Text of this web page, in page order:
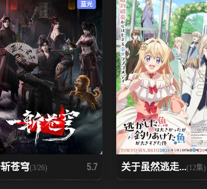
蓝光
苍穹(3/26) 5.7 关于虽然逃走...(12集)